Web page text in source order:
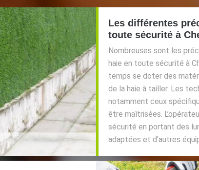
Les différentes
toute sécurité à
Nombreuses sont les
haie en toute sécurité à
temps se doter des
de la haie à tailler. Les
notamment ceux
être maîtrisées.
sécurité en portant des
adaptées et d’autres